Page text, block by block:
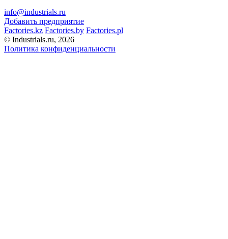
info@industrials.ru
Добавить предприятие
Factories.kz Factories.by Factories.pl
© Industrials.ru, 2026
Политика конфиденциальности